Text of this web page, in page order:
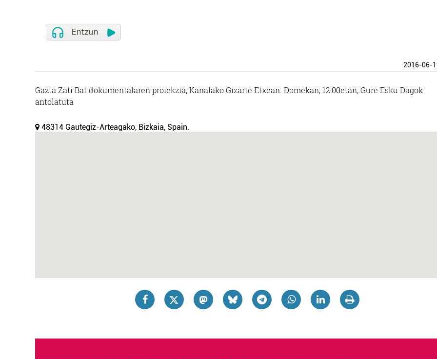
2016-06-
Gazta Zati Bat dokumentalaren proiekzia, Kanalako Gizarte Etxean. Domekan, 12:00etan, Gure Esku Dagok
antolatuta
48314 Gautegiz-Arteagako, Bizkaia, Spain.